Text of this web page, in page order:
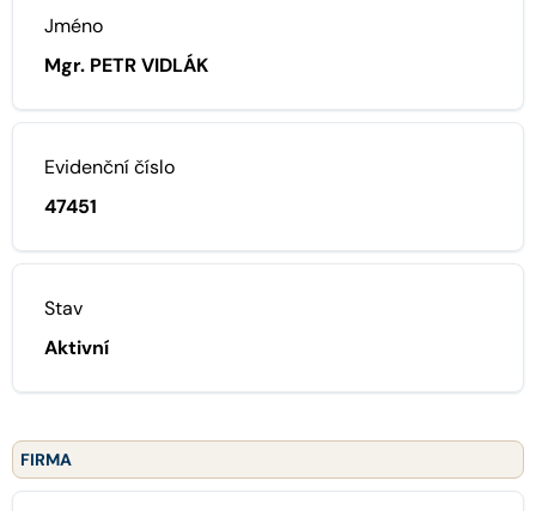
Jméno
Mgr. PETR VIDLÁK
Evidenční číslo
47451
Stav
Aktivní
FIRMA